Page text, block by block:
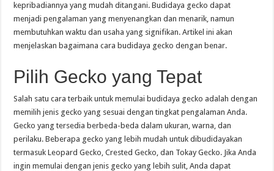
kepribadiannya yang mudah ditangani. Budidaya gecko dapat
menjadi pengalaman yang menyenangkan dan menarik, namun
membutuhkan waktu dan usaha yang signifikan. Artikel ini akan
menjelaskan bagaimana cara budidaya gecko dengan benar.
Pilih Gecko yang Tepat
Salah satu cara terbaik untuk memulai budidaya gecko adalah dengan
memilih jenis gecko yang sesuai dengan tingkat pengalaman Anda.
Gecko yang tersedia berbeda-beda dalam ukuran, warna, dan
perilaku. Beberapa gecko yang lebih mudah untuk dibudidayakan
termasuk Leopard Gecko, Crested Gecko, dan Tokay Gecko. Jika Anda
ingin memulai dengan jenis gecko yang lebih sulit, Anda dapat